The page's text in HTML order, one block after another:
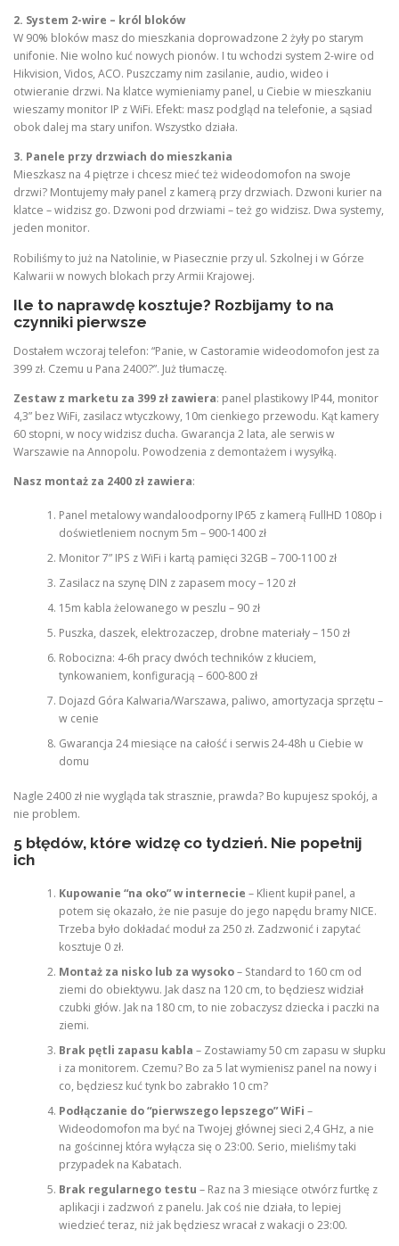
2. System 2-wire – król bloków
W 90% bloków masz do mieszkania doprowadzone 2 żyły po starym
unifonie. Nie wolno kuć nowych pionów. I tu wchodzi system 2-wire od
Hikvision, Vidos, ACO. Puszczamy nim zasilanie, audio, wideo i
otwieranie drzwi. Na klatce wymieniamy panel, u Ciebie w mieszkaniu
wieszamy monitor IP z WiFi. Efekt: masz podgląd na telefonie, a sąsiad
obok dalej ma stary unifon. Wszystko działa.
3. Panele przy drzwiach do mieszkania
Mieszkasz na 4 piętrze i chcesz mieć też wideodomofon na swoje
drzwi? Montujemy mały panel z kamerą przy drzwiach. Dzwoni kurier na
klatce – widzisz go. Dzwoni pod drzwiami – też go widzisz. Dwa systemy,
jeden monitor.
Robiliśmy to już na Natolinie, w Piasecznie przy ul. Szkolnej i w Górze
Kalwarii w nowych blokach przy Armii Krajowej.
Ile to naprawdę kosztuje? Rozbijamy to na
czynniki pierwsze
Dostałem wczoraj telefon: “Panie, w Castoramie wideodomofon jest za
399 zł. Czemu u Pana 2400?”. Już tłumaczę.
Zestaw z marketu za 399 zł zawiera: panel plastikowy IP44, monitor
4,3” bez WiFi, zasilacz wtyczkowy, 10m cienkiego przewodu. Kąt kamery
60 stopni, w nocy widzisz ducha. Gwarancja 2 lata, ale serwis w
Warszawie na Annopolu. Powodzenia z demontażem i wysyłką.
Nasz montaż za 2400 zł zawiera:
Panel metalowy wandaloodporny IP65 z kamerą FullHD 1080p i
doświetleniem nocnym 5m – 900-1400 zł
Monitor 7” IPS z WiFi i kartą pamięci 32GB – 700-1100 zł
Zasilacz na szynę DIN z zapasem mocy – 120 zł
15m kabla żelowanego w peszlu – 90 zł
Puszka, daszek, elektrozaczep, drobne materiały – 150 zł
Robocizna: 4-6h pracy dwóch techników z kłuciem,
tynkowaniem, konfiguracją – 600-800 zł
Dojazd Góra Kalwaria/Warszawa, paliwo, amortyzacja sprzętu –
w cenie
Gwarancja 24 miesiące na całość i serwis 24-48h u Ciebie w
domu
Nagle 2400 zł nie wygląda tak strasznie, prawda? Bo kupujesz spokój, a
nie problem.
5 błędów, które widzę co tydzień. Nie popełnij
ich
Kupowanie “na oko” w internecie – Klient kupił panel, a
potem się okazało, że nie pasuje do jego napędu bramy NICE.
Trzeba było dokładać moduł za 250 zł. Zadzwonić i zapytać
kosztuje 0 zł.
Montaż za nisko lub za wysoko– Standard to 160 cm od
ziemi do obiektywu. Jak dasz na 120 cm, to będziesz widział
czubki głów. Jak na 180 cm, to nie zobaczysz dziecka i paczki na
ziemi.
Brak pętli zapasu kabla – Zostawiamy 50 cm zapasu w słupku
i za monitorem. Czemu? Bo za 5 lat wymienisz panel na nowy i
co, będziesz kuć tynk bo zabrakło 10 cm?
Podłączanie do “pierwszego lepszego” WiFi –
Wideodomofon ma być na Twojej głównej sieci 2,4 GHz, a nie
na gościnnej która wyłącza się o 23:00. Serio, mieliśmy taki
przypadek na Kabatach.
Brak regularnego testu – Raz na 3 miesiące otwórz furtkę z
aplikacji i zadzwoń z panelu. Jak coś nie działa, to lepiej
wiedzieć teraz, niż jak będziesz wracał z wakacji o 23:00.